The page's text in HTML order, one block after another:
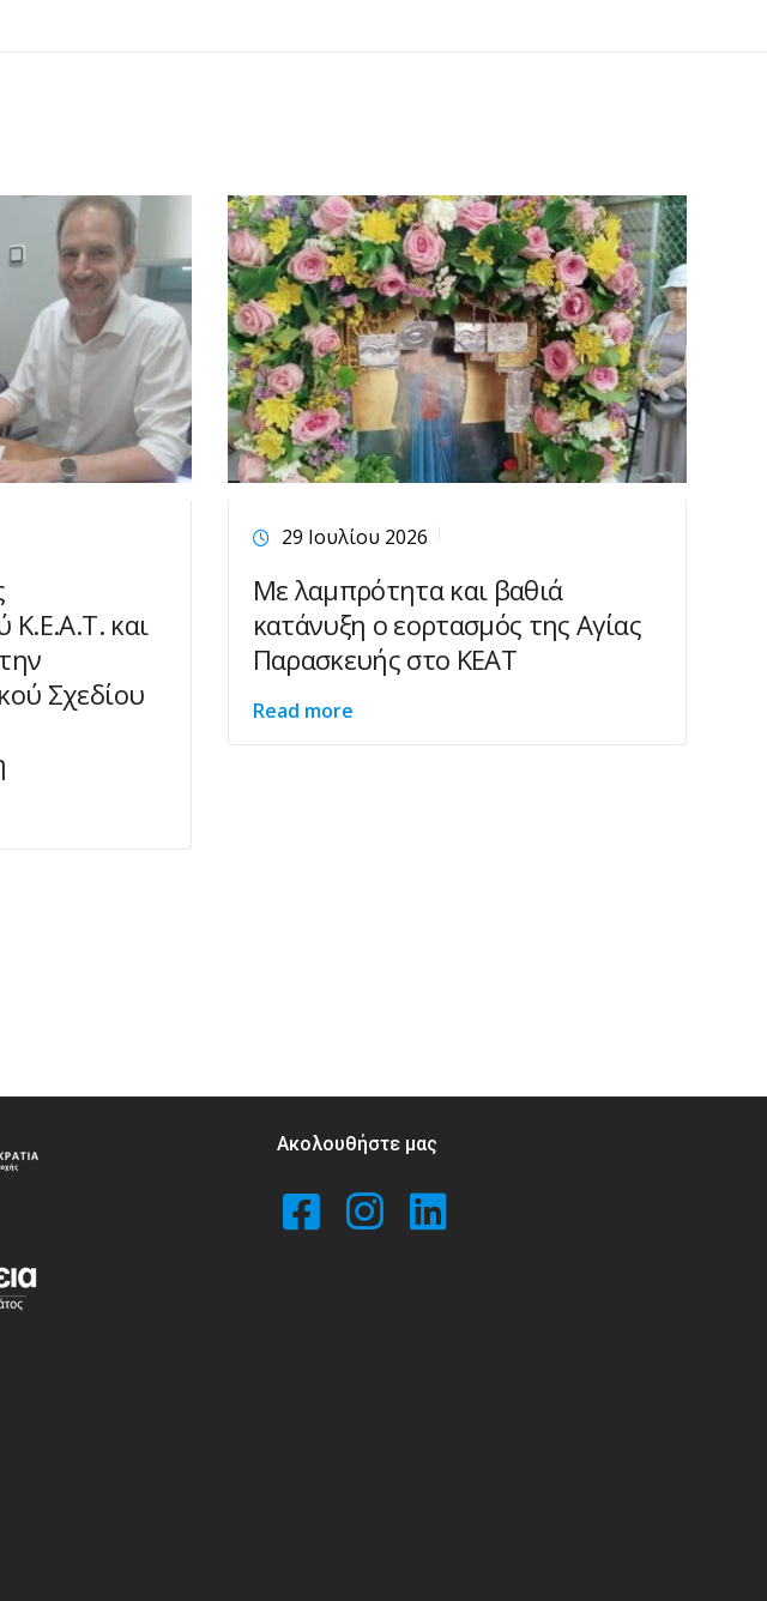
Κ.Ε.Α.Τ. και
Σχεδίου
29 Ιουλίου 2026
Με λαμπρότητα και βαθιά
κατάνυξη ο εορτασμός της Αγίας
Παρασκευής στο ΚΕΑΤ
Read more
Ακολουθήστε μας